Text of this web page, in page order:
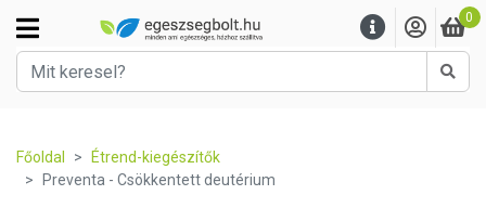
0
Főoldal
Étrend-kiegészítők
Preventa - Csökkentett deutérium